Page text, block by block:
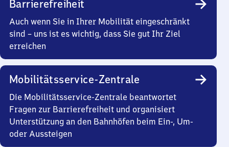
Barrierefreiheit
Auch wenn Sie in Ihrer Mobilität eingeschränkt
sind – uns ist es wichtig, dass Sie gut Ihr Ziel
erreichen
Mobilitätsservice-Zentrale
Die Mobilitätsservice-Zentrale beantwortet
Fragen zur Barrierefreiheit und organisiert
Unterstützung an den Bahnhöfen beim Ein-, Um-
oder Aussteigen